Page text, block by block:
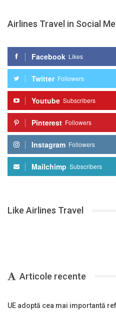
Airlines Travel in Social
Facebook Likes
Twitter Followers
Youtube Subscribers
Pinterest Followers
Instagram Followers
Mailchimp Subscribers
Like Airlines Travel
Articole recente
UE adoptă cea mai importantă